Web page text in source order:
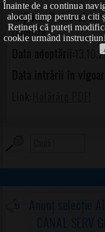
Înainte de a continua
alocați timp pentru a citi
Rețineți că puteți
cookie urmând
Inițiator:Primarul
Dumitru
Anunț selecție
CANAL SERV